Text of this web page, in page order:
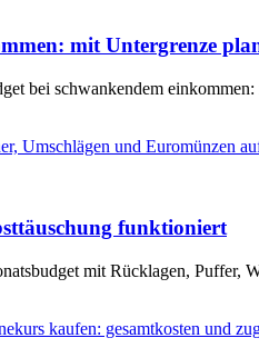
mit Untergrenze
bei schwankendem
funktioniert
mit Rücklagen, Puffer,